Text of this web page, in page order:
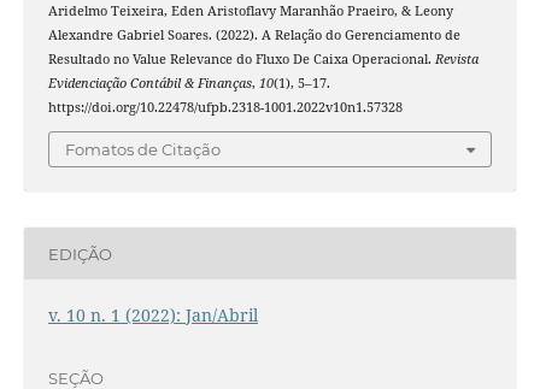
Aridelmo Teixeira, Eden Aristoflavy Maranhão Praeiro, & Leony
Alexandre Gabriel Soares. (2022). A Relação do Gerenciamento de
Resultado no Value Relevance do Fluxo De Caixa Operacional. Revista
Evidenciação Contábil & Finanças, 10(1), 5–17.
https://doi.org/10.22478/ufpb.2318-1001.2022v10n1.57328
Fomatos de Citação
EDIÇÃO
v. 10 n. 1 (2022): Jan/Abril
SEÇÃO